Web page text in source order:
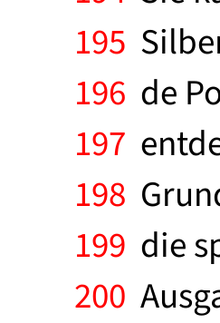
195
196 de
197
198
199 die
200